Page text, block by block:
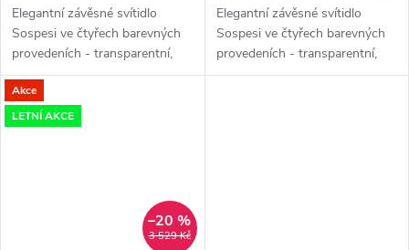
Elegantní závěsné svítidlo
Sospesi ve čtyřech barevných
provedeních - transparentní,
kouřová, zlatá, měděná.
Elegantní závěsné svítidlo
Sospesi ve čtyřech barevných
provedeních - transparentní,
kouřová, zlatá, měděná.
Akce
LETNÍ AKCE
3 529 Kč
–20 %